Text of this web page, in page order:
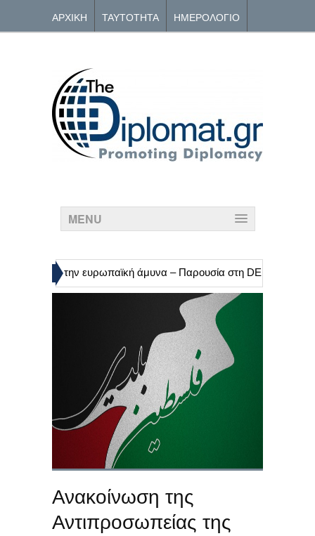
ΑΡΧΙΚΗ ΤΑΥΤΟΤΗΤΑ ΗΜΕΡΟΛΟΓΙΟ
MENU
για την ευρωπαϊκή άμυνα – Παρουσία στη DEFEA
Ανακοίνωση της
Αντιπροσωπείας της